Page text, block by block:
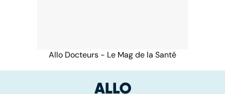
Allo Docteurs - Le Mag de la Santé